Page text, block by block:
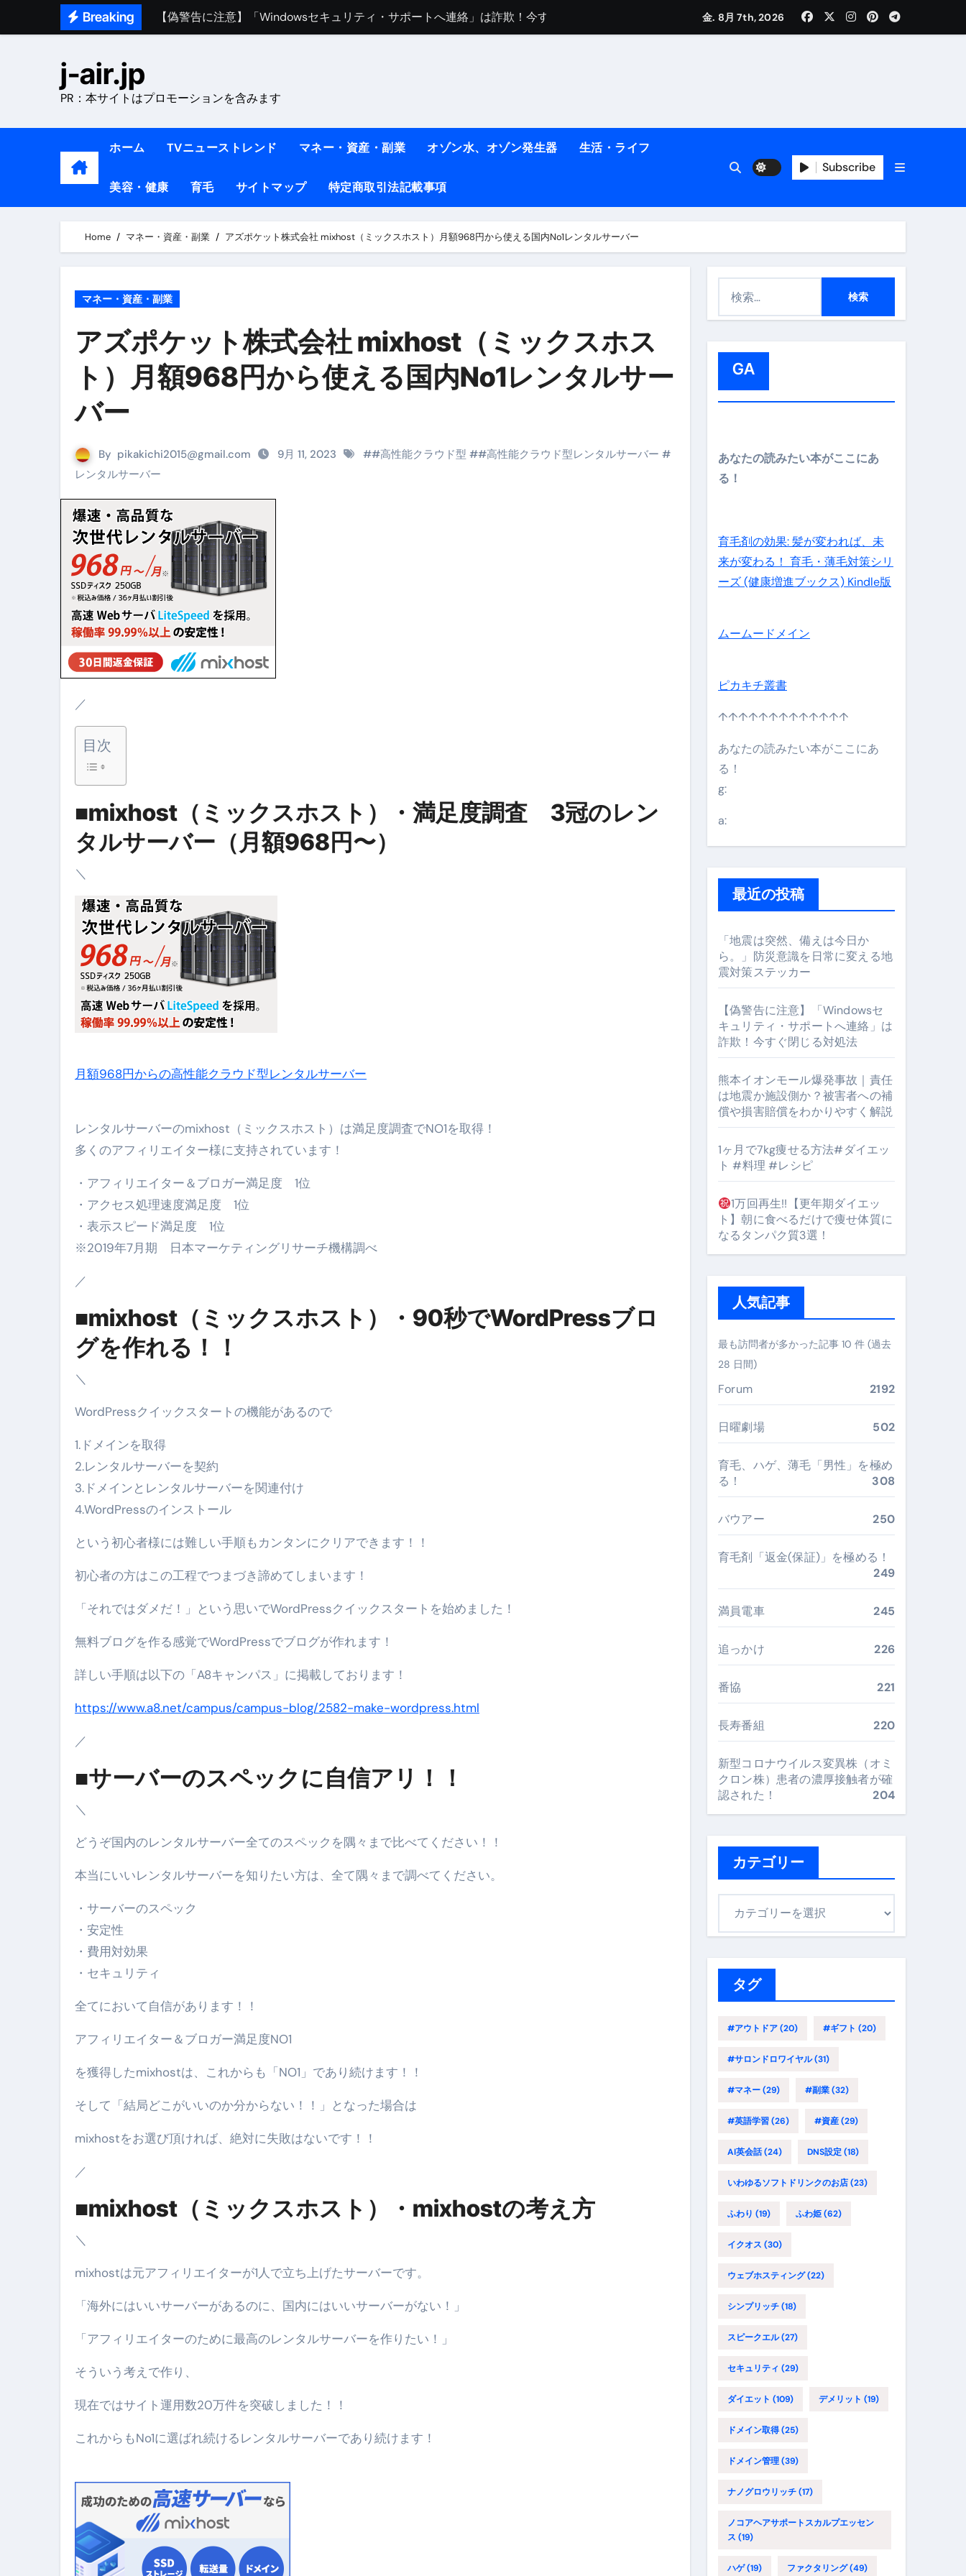
Breaking
熊本イオンモール爆発事故｜責任は地震か施設側か？被害者への補償や損害賠償をわかりやすく解説
【医者が教える】本当に痩せる薬はコレ！ #医療ダイエット
中町綾が2週間で3.5kg痩せた方法 #shots
【医者が解説】このふくらはぎ痩せ本当に効果ある？ #エクササイズ
【美容】ダイエットに対する私の考え方と実践方法を解説します【健康】
【1日ダイエットルーティン】運動なしで2ヶ月で10kg減量した、私の痩せる9つの習慣 | レシピ付き | ダイエット中の食事
『葬送のフリーレン』の学び｜時間・記憶・名言・人生哲学から読み解く生き方
リサイクル業者の無料回収・無料査定は危険？情報収集との関係と見分け方を解説
山梨県震度6弱と富士山噴火の関係｜最新観測データと前兆現象を徹底解説【2026】
青森県震度6とベネゼエラM7級地震の関連性は？
金融ブラックでも毎日「ビットコイン」がもらえる超お得アプリ
この動画は国にすぐ消されます。これが日本が残念な国になった理由です。国民は●●をしないとこの先さらに貧しくなります。【 竹花貴騎 切り抜き 会社員
意外にありえる？日経平均40000円を妄想シナリオ検証してみた！ズボラ株投資
アフィリエイト【稼げるキーワード】一覧※YouTubeブログSNS共通
【必見】融資受けるなら”コレ”を確実に取り組むべき！ #shorts
弁護士が教える「投資詐欺」に引っかからないための方法 #投資詐欺 #詐欺 #弁護士 #法律
【PR】フリーランス必見！入金前の売上をすぐに現金で受け取る方法
【超高騰】爆上がりしたビットコインに695万円も投資してる営業39歳サラリーマン【2025年10月3日】 #bitcoin #全財産 #暗号資産
Q：借りた借金を返さなくていい場合ってありますか？#Shorts
【必見】もう営業電話は怖くない！初心者でも成果を出す電話の仕方はコレ！
自己破産中に絶対にしてはダメなこと7選
自己破産にまつわるよくある勘違い4選#Shorts
体脂肪が落ちる朝食3選 #ダイエット
No.102 9割が勘違い 自己破産の真実
アーモンドを毎日食べたらどうなるの？①【30秒でわかる効果まとめ】#アーモンド #ダイエット #筋トレ #美容 #健康 #雑学 #ナレーター #小林将大
5キロ痩せる簡単な方法
ムームードメイン 2月のおすすめドメイン特集- ビジネスの信用を築く――そのすべての起点となるのが独自ドメイン
FRONTIER スーパーセール2026 完全攻略ガイド 今こそ買い時！ゲーミングPC・高性能BTOを最安で手に入れる方法
なくす不安と消える恐怖をゼロにする時代へ Pebblebee × iMazing で完成する「究極のスマホ防衛システム」完全ガイド
使った分だけ支払う、いちばん賢いスマホ代。 BB.exciteモバイル「Fitプラン」完全ガイド
【海外ツアー完全ガイド】アジア最安1万円台＆ハワイ朝食付き割引まで網羅 ― “失敗せずに選ぶ”実践大全
新春スペシャルセール完全ガイド：国内航空券＋ホテルが“セット割”で最安級！ スカイマーク／Peach／FDA／ソラシドエアを目的別に選ぶコツと、失敗し
何をするサイトか”が一目で伝わる。いま選ばれている新定番ドメイン
梅干しを毎日食べたらどうなるの？①【30秒でわかる効果まとめ】#梅干し #ダイエット #筋トレ #美容 #健康 #雑学 #ナレーター #小林将大
ブルーベリーを毎日食べたらどうなるの？②【30秒でわかる効果まとめ】#ダイエット #筋トレ #美容 #健康 #雑学 #ナレーター #小林将大
バナナを毎日食べたらどうなるの？①【30秒でわかる効果まとめ】#バナナ #ダイエット #筋トレ #美容 #健康 #雑学 #ナレーター #小林将大
筋トレせずにプロテインを飲み続けたらどうなるのか？ #ダイエット #プロテイン #痩せる
ドメイン取得からホームページ完成まで。ムームードメインなら“全部まとめて”安心スタート
かいまき（掻巻き）超完全ガイド｜“着る布団”で肩・首・足元の冷えを根こそぎ防ぐ！素材別おすすめ・選び方・洗い方・Q&Aまで
【最新版】掛け布団の選び方“完全攻略”｜シンサレート・羽毛・人工羽毛・調温・吸湿発熱…あなたの寝室に最適解を出す快眠ガイド
【アシストステッパー】ハンドル付き・筋力アシスト・ツイスト・天然木まで徹底分類！室内で“足腰と体幹”を育てる選び方＆続け方ガイド
【2026年最新保存版】エアトリ超新春セール＆セット割完全攻略ガイド｜海外・国内旅行を最安値で実現する究極の旅術
「3秒で整う、新しい栄養補給」 飲むミスト（IN MIST）とは何か──「飲む」という行為を再定義する新しいサプリ体験
クリスマスの魔法で、心と未来を彩る方法――「ただのイベント」を一生の思い出に変える完全ガイドブック
【最新】手袋の選び方 完全ガイド｜スマホ対応・防寒・撥水・作業用（ニトリル/ビニール）まで目的別に失敗しない
補聴器の選び方 完全ガイド｜集音器との違い・タイプ別比較・価格の考え方・失敗しないチェックリスト（高齢者にも）
失敗しない「爪切り」完全ガイド：高級クリッパー・ニッパー・電動まで、硬い爪／巻き爪／飛び散り対策の選び方
失敗しない「カニ」完全ガイド：ズワイ・タラバ・ポーション・カット済みの選び方と、年末年始に“満足度MAX”で食べるコツ
金. 8月 7th, 2026
j-air.jp
PR：本サイトはプロモーションを含みます
ホーム TVニューストレンド マネー・資産・副業 オゾン水、オゾン発生器 生活・ライフ
美容・健康 育毛 サイトマップ 特定商取引法記載事項
Subscribe
Home マネー・資産・副業 アズポケット株式会社 mixhost（ミックスホスト）月額968円から使える国内No1レンタルサーバー
マネー・資産・副業
アズポケット株式会社 mixhost（ミックスホス
ト）月額968円から使える国内No1レンタルサー
バー
By pikakichi2015@gmail.com 9月 11, 2023 ##高性能クラウド型 ##高性能クラウド型レンタルサーバー #
レンタルサーバー
／
目次
■mixhost（ミックスホスト）・満足度調査 3冠のレン
タルサーバー（月額968円〜）
＼
月額968円からの高性能クラウド型レンタルサーバー
レンタルサーバーのmixhost（ミックスホスト）は満足度調査でNO1を取得！
多くのアフィリエイター様に支持されています！
・アフィリエイター＆ブロガー満足度 1位
・アクセス処理速度満足度 1位
・表示スピード満足度 1位
※2019年7月期 日本マーケティングリサーチ機構調べ
／
■mixhost（ミックスホスト）・90秒でWordPressブロ
グを作れる！！
＼
WordPressクイックスタートの機能があるので
1.ドメインを取得
2.レンタルサーバーを契約
3.ドメインとレンタルサーバーを関連付け
4.WordPressのインストール
という初心者様には難しい手順もカンタンにクリアできます！！
初心者の方はこの工程でつまづき諦めてしまいます！
「それではダメだ！」という思いでWordPressクイックスタートを始めました！
無料ブログを作る感覚でWordPressでブログが作れます！
詳しい手順は以下の「A8キャンパス」に掲載しております！
https://www.a8.net/campus/campus-blog/2582-make-wordpress.html
／
■サーバーのスペックに自信アリ！！
＼
どうぞ国内のレンタルサーバー全てのスペックを隅々まで比べてください！！
本当にいいレンタルサーバーを知りたい方は、全て隅々まで調べてください。
・サーバーのスペック
・安定性
・費用対効果
・セキュリティ
全てにおいて自信があります！！
アフィリエイター＆ブロガー満足度NO1
を獲得したmixhostは、これからも「NO1」であり続けます！！
そして「結局どこがいいのか分からない！！」となった場合は
mixhostをお選び頂ければ、絶対に失敗はないです！！
／
■mixhost（ミックスホスト）・mixhostの考え方
＼
mixhostは元アフィリエイターが1人で立ち上げたサーバーです。
「海外にはいいサーバーがあるのに、国内にはいいサーバーがない！」
「アフィリエイターのために最高のレンタルサーバーを作りたい！」
そういう考えで作り、
現在ではサイト運用数20万件を突破しました！！
これからもNo1に選ばれ続けるレンタルサーバーであり続けます！
GA
あなたの読みたい本がここにあ
る！
育毛剤の効果: 髪が変われば、未
来が変わる！ 育毛・薄毛対策シリ
ーズ (健康増進ブックス) Kindle版
ムームードメイン
ピカキチ叢書
↑↑↑↑↑↑↑↑↑↑↑↑↑
あなたの読みたい本がここにあ
る！
g:
a:
最近の投稿
「地震は突然、備えは今日か
ら。」防災意識を日常に変える地
震対策ステッカー
【偽警告に注意】「Windowsセ
キュリティ・サポートへ連絡」は
詐欺！今すぐ閉じる対処法
熊本イオンモール爆発事故｜責任
は地震か施設側か？被害者への補
償や損害賠償をわかりやすく解説
1ヶ月で7kg痩せる方法#ダイエッ
ト #料理 #レシピ
1万回再生!!【更年期ダイエッ
ト】朝に食べるだけで痩せ体質に
なるタンパク質3選！
人気記事
最も訪問者が多かった記事 10 件 (過去
28 日間)
Forum 2192
日曜劇場 502
育毛、ハゲ、薄毛「男性」を極め
る！
308
バウアー 250
育毛剤「返金(保証)」を極める！
249
満員電車 245
追っかけ 226
番協 221
長寿番組 220
新型コロナウイルス変異株（オミ
クロン株）患者の濃厚接触者が確
認された！
204
カテゴリー
タグ
#アウトドア(20) #ギフト (20)
#サロンドロワイヤル(31)
#マネー(29) #副業(32)
#英語学習(26) #資産(29)
AI英会話(24) DNS設定(18)
いわゆるソフトドリンクのお店(23)
ふわり (19) ふわ姫(62)
イクオス (30)
ウェブホスティング(22)
シンプリッチ(18)
スピークエル(27)
セキュリティ (29)
ダイエット (109) デメリット (19)
ドメイン取得(25)
ドメイン管理(39)
ナノグロウリッチ(17)
ノコアヘアサポートスカルプエッセン
ス (19)
ハゲ(19) ファクタリング(49)